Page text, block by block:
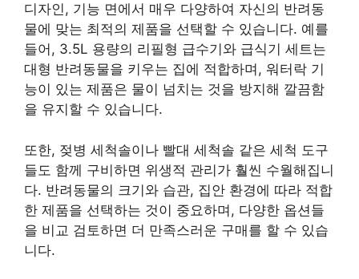
디자인, 기능 면에서 매우 다양하여 자신의 반려동
물에 맞는 최적의 제품을 선택할 수 있습니다. 예를
들어, 3.5L 용량의 리필형 급수기와 급식기 세트는
대형 반려동물을 키우는 집에 적합하며, 워터락 기
능이 있는 제품은 물이 넘치는 것을 방지해 깔끔함
을 유지할 수 있습니다.
또한, 젖병 세척솔이나 빨대 세척솔 같은 세척 도구
들도 함께 구비하면 위생적 관리가 훨씬 수월해집니
다. 반려동물의 크기와 습관, 집안 환경에 따라 적합
한 제품을 선택하는 것이 중요하며, 다양한 옵션들
을 비교 검토하면 더 만족스러운 구매를 할 수 있습
니다.